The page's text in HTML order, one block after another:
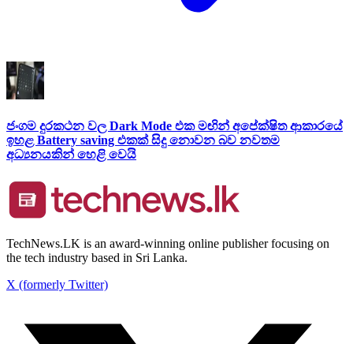
ජංගම දුරකථන වල Dark Mode එක මඟින් අපේක්ෂිත ආකාරයේ
ඉහළ Battery saving එකක් සිදු නොවන බව නවතම
අධ්‍යනයකින් හෙළි වෙයි
TechNews.LK is an award-winning online publisher focusing on
the tech industry based in Sri Lanka.
X (formerly Twitter)